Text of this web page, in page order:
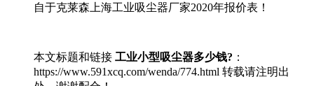
自于克莱森上海工业吸尘器厂家2020年报价表！
本文标题和链接 工业小型吸尘器多少钱? ：
https://www.591xcq.com/wenda/774.html 转载请注明出